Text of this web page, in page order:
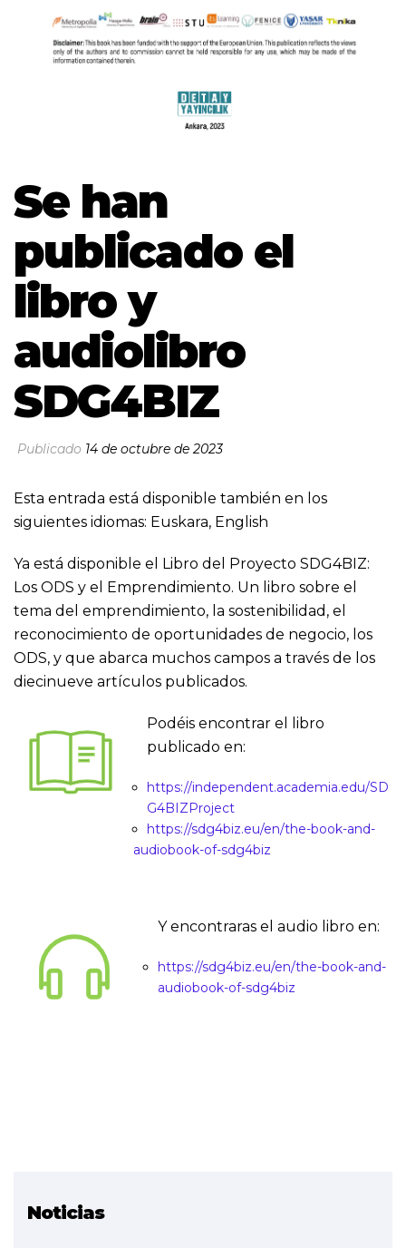
Se han
publicado el
libro y
audiolibro
SDG4BIZ
Publicado 14 de octubre de 2023
Esta entrada está disponible también en los
siguientes idiomas: Euskara, English
Ya está disponible el Libro del Proyecto SDG4BIZ:
Los ODS y el Emprendimiento. Un libro sobre el
tema del emprendimiento, la sostenibilidad, el
reconocimiento de oportunidades de negocio, los
ODS, y que abarca muchos campos a través de los
diecinueve artículos publicados.
Podéis encontrar el libro
publicado en:
https://independent.academia.edu/SD
G4BIZProject
https://sdg4biz.eu/en/the-book-and-
audiobook-of-sdg4biz
Y encontraras el audio libro en:
https://sdg4biz.eu/en/the-book-and-
audiobook-of-sdg4biz
Noticias